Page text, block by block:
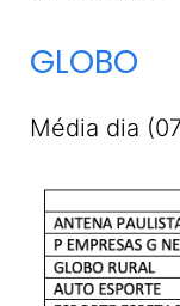
GLOBO
Média dia